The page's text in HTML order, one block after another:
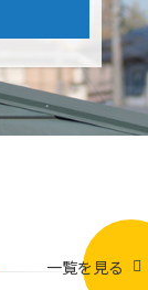
一覧を見る